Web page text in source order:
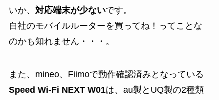
いか、 対応端末が少ないです。
自社のモバイルルーターを買ってね！ってことな
のかも知れません・・・。
また、mineo、Fiimoで動作確認済みとなっている
Speed Wi-Fi NEXT W01は、au製とUQ製の2種類